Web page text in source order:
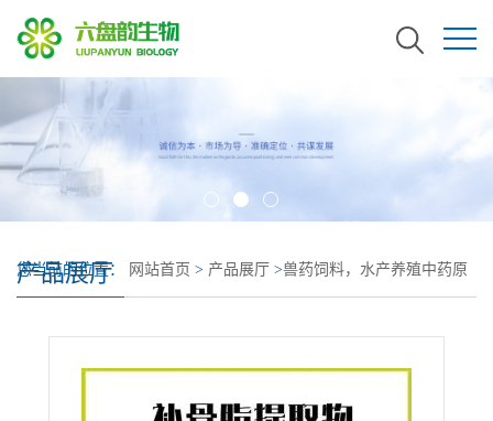
产品展厅
您当前的位置： 网站首页 > 产品展厅 >兽药饲料，水产养殖中药原